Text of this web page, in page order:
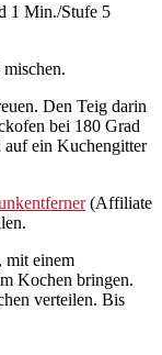
1 Min./Stufe 5
Den Teig darin
bei 180 Grad
ein Kuchengitter
(Affiliate
mit einem
Kochen bringen.
verteilen. Bis